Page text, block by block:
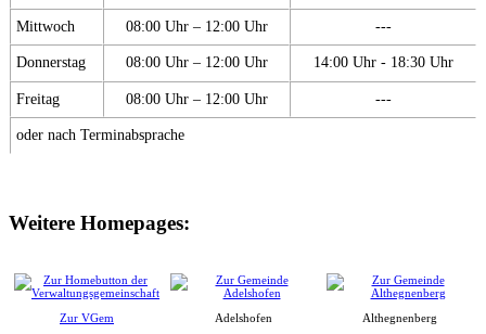
Mittwoch 08:00 Uhr – 12:00 Uhr ---
Donnerstag 08:00 Uhr – 12:00 Uhr 14:00 Uhr - 18:30 Uhr
Freitag 08:00 Uhr – 12:00 Uhr ---
oder nach Terminabsprache
Weitere Homepages:
Zur VGem Adelshofen Althegnenberg